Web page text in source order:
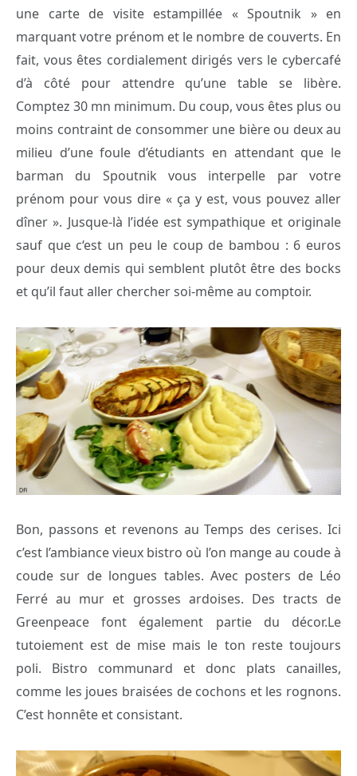
une carte de visite estampillée « Spoutnik » en
marquant votre prénom et le nombre de couverts. En
fait, vous êtes cordialement dirigés vers le cybercafé
d’à côté pour attendre qu’une table se libère.
Comptez 30 mn minimum. Du coup, vous êtes plus ou
moins contraint de consommer une bière ou deux au
milieu d’une foule d’étudiants en attendant que le
barman du Spoutnik vous interpelle par votre
prénom pour vous dire « ça y est, vous pouvez aller
dîner ». Jusque-là l’idée est sympathique et originale
sauf que c‘est un peu le coup de bambou : 6 euros
pour deux demis qui semblent plutôt être des bocks
et qu’il faut aller chercher soi-même au comptoir.
Bon, passons et revenons au Temps des cerises. Ici
c’est l’ambiance vieux bistro où l’on mange au coude à
coude sur de longues tables. Avec posters de Léo
Ferré au mur et grosses ardoises. Des tracts de
Greenpeace font également partie du décor.Le
tutoiement est de mise mais le ton reste toujours
poli. Bistro communard et donc plats canailles,
comme les joues braisées de cochons et les rognons.
C’est honnête et consistant.